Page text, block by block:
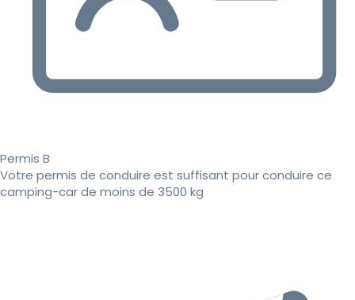
Permis B
Votre permis de conduire est suffisant pour conduire ce
camping-car de moins de 3500 kg